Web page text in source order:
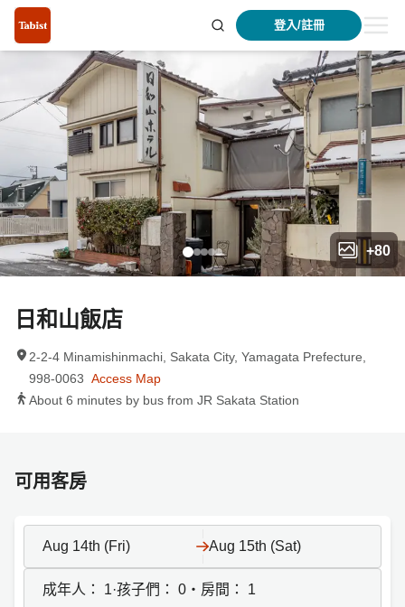
登入/註冊
+80
日和山飯店
2-2-4 Minamishinmachi, Sakata City, Yamagata Prefecture,
998-0063 Access Map
About 6 minutes by bus from JR Sakata Station
可用客房
Aug 14th (Fri) Aug 15th (Sat)
成年人： 1·孩子們： 0 ・房間： 1